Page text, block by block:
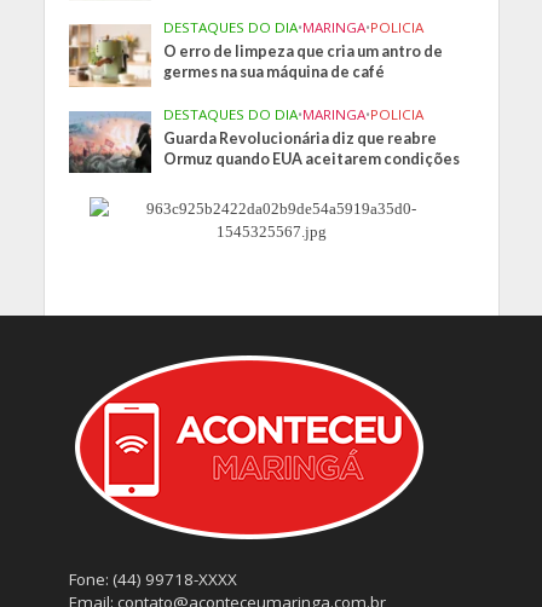
DESTAQUES DO DIA•MARINGA•POLICIA
O erro de limpeza que cria um antro de
germes na sua máquina de café
DESTAQUES DO DIA•MARINGA•POLICIA
Guarda Revolucionária diz que reabre
Ormuz quando EUA aceitarem condições
Fone: (44) 99718-XXXX
Email: contato@aconteceumaringa.com.br